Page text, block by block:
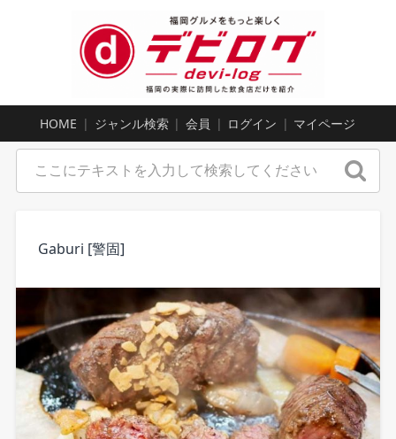
HOME ジャンル検索 会員 ログイン マイページ
Gaburi [警固]